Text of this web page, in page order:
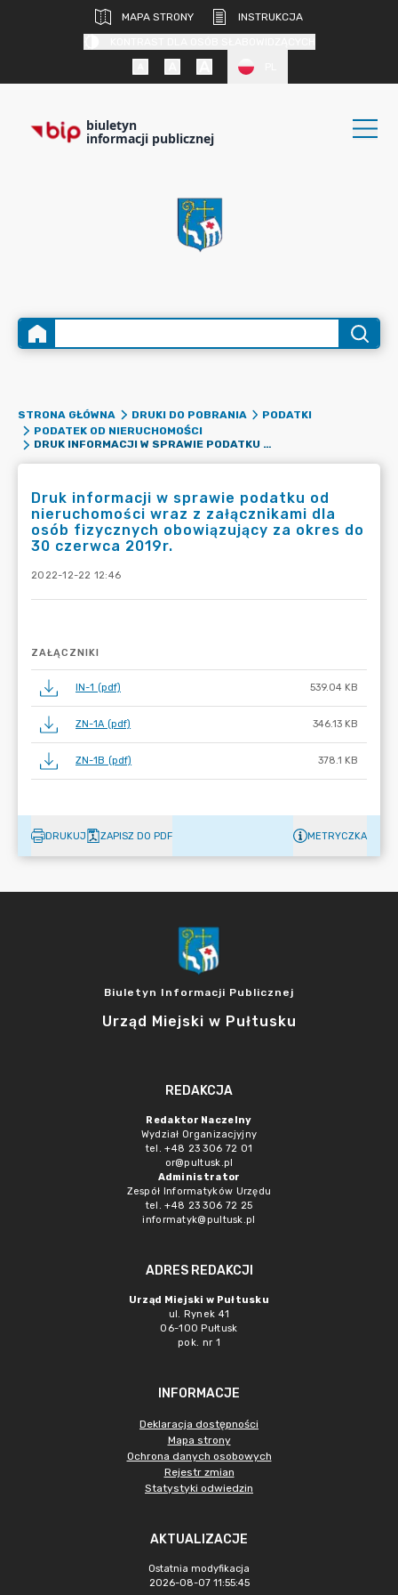
MAPA STRONY
INSTRUKCJA
biuletyn
informacji publicznej
STRONA GŁÓWNA DRUKI DO POBRANIA
PODATKI
PODATEK OD NIERUCHOMOŚCI
DRUK INFORMACJI W SPRAWIE PODATKU OD NIERUCHOMOŚCI WRAZ Z ZAŁĄCZNIKAMI DLA OSÓB FIZYCZNYCH OBOWIĄZUJĄCY ZA OKRES DO 30 CZERWCA 2019R.
Druk informacji w sprawie podatku od
nieruchomości wraz z załącznikami dla
osób fizycznych obowiązujący za okres do
30 czerwca 2019r.
2022-12-22 12:46
ZAŁĄCZNIKI
IN-1 (pdf) 539.04 KB
ZN-1A (pdf) 346.13 KB
ZN-1B (pdf) 378.1 KB
DRUKUJ ZAPISZ DO PDF METRYCZKA
Biuletyn Informacji Publicznej
Urząd Miejski w Pułtusku
REDAKCJA
Redaktor Naczelny
Wydział Organizacjyjny
tel. +48 23 306 72 01
or@pultusk.pl
Administrator
Zespół Informatyków Urzędu
tel. +48 23 306 72 25
informatyk@pultusk.pl
ADRES REDAKCJI
Urząd Miejski w Pułtusku
ul. Rynek 41
06-100 Pułtusk
pok. nr 1
INFORMACJE
Deklaracja dostępności
Mapa strony
Ochrona danych osobowych
Rejestr zmian
Statystyki odwiedzin
AKTUALIZACJE
Ostatnia modyfikacja
2026-08-07 11:55:45